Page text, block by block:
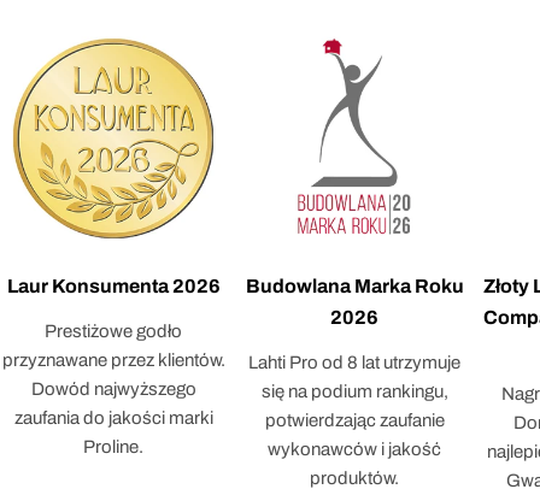
Laur Konsumenta 2026
Prestiżowe godło
przyznawane przez klientów.
Dowód najwyższego
zaufania do jakości marki
Proline.
Budowlana Marka Roku
2026
Lahti Pro od 8 lat utrzymuje
się na podium rankingu,
potwierdzając zaufanie
wykonawców i jakość
produktów.
Złoty